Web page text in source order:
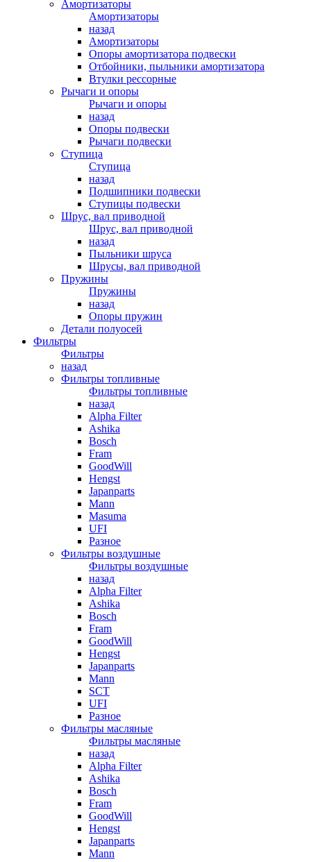
Амортизаторы
Амортизаторы
назад
Амортизаторы
Опоры амортизатора подвески
Отбойники, пыльники амортизатора
Втулки рессорные
Рычаги и опоры
Рычаги и опоры
назад
Опоры подвески
Рычаги подвески
Ступица
Ступица
назад
Подшипники подвески
Ступицы подвески
Шрус, вал приводной
Шрус, вал приводной
назад
Пыльники шруса
Шрусы, вал приводной
Пружины
Пружины
назад
Опоры пружин
Детали полуосей
Фильтры
Фильтры
назад
Фильтры топливные
Фильтры топливные
назад
Alpha Filter
Ashika
Bosch
Fram
GoodWill
Hengst
Japanparts
Mann
Masuma
UFI
Разное
Фильтры воздушные
Фильтры воздушные
назад
Alpha Filter
Ashika
Bosch
Fram
GoodWill
Hengst
Japanparts
Mann
SCT
UFI
Разное
Фильтры масляные
Фильтры масляные
назад
Alpha Filter
Ashika
Bosch
Fram
GoodWill
Hengst
Japanparts
Mann